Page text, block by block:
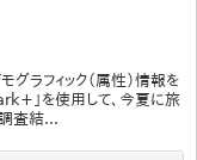
グラフィック（属性）情報を
」を使用して、今夏に旅
査結...